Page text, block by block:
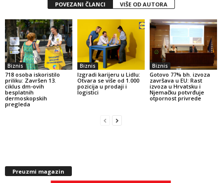
POVEZANI ČLANCI VIŠE OD AUTORA
Biznis
718 osoba iskoristilo
priliku: Završen 13.
ciklus dm-ovih
besplatnih
dermoskopskih
pregleda
Biznis
Izgradi karijeru u Lidlu:
Otvara se više od 1.000
pozicija u prodaji i
logistici
Biznis
Gotovo 77% bh. izvoza
završava u EU: Rast
izvoza u Hrvatsku i
Njemačku potvrđuje
otpornost privrede
Preuzmi magazin